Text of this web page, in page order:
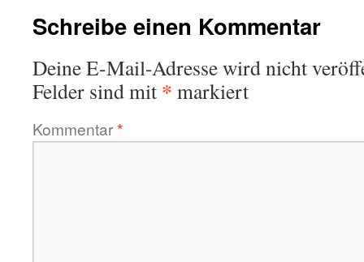
Schreibe einen Kommentar
Deine E-Mail-Adresse wird nicht
Felder sind mit * markiert
Kommentar*